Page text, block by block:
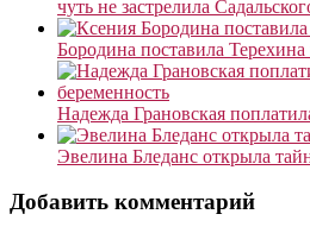
чуть не застрелила
Бородина поставила Терехина
Надежда Грановская
Эвелина Бледанс открыла
Добавить комментарий